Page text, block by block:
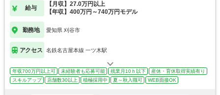
給与
【月収】27.0万円以上
【年収】400万円～740万円モデル
勤務地 愛知県 刈谷市
アクセス 名鉄名古屋本線 一ツ木駅
年収700万円以上可 未経験者も応募可能 残業月10ｈ以下
産休・育休取得実績有り
スキルアップ
店舗数30以上 積極採用中 夏～秋入職可 WEB面接OK